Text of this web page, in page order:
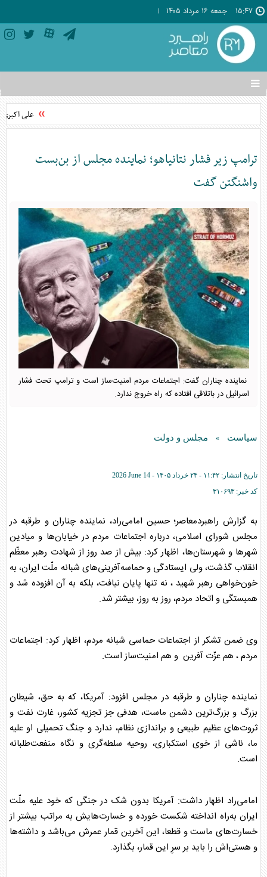
۱۵:۴۷ جمعه ۱۶ مرداد ۱۴۰۵
تغییر
وضعیت
منوی
ها
علی
ترامپ زیر فشار نتانیاهو؛ نماینده مجلس از بن‌بست
واشنگتن گفت
نماینده چناران گفت: اجتماعات مردم امنیت‌ساز است و ترامپ تحت فشار
اسرائیل در باتلاقی افتاده که راه خروج ندارد.
سیاست » مجلس و دولت
تاریخ انتشار: ۱۱:۴۲ - ۲۴ خرداد ۱۴۰۵ -
2026 June 14
کد خبر: ۳۱۰۶۹۳
به گزارش راهبردمعاصر؛ حسین امامی‌راد، نماینده چناران و طرقبه در
مجلس شورای اسلامی، درباره اجتماعات مردم در خیابان‌ها و میادین
شهرها و شهرستان‌ها، اظهار کرد: بیش از صد روز از شهادت رهبر معظّم
انقلاب گذشت، ولی ایستادگی و حماسه‌آفرینی‌های شبانه ملّت ایران، به
خون‌خواهی رهبر شهید ، نه تنها پایان نیافت، بلکه به آن افزوده شد و
همبستگی و اتحاد مردم، روز به روز، بیشتر شد.
وی ضمن تشکر از اجتماعات حماسی شبانه مردم، اظهار کرد: اجتماعات
مردم ، هم عزّت آفرین و هم امنیت‌ساز است.
نماینده چناران و طرقبه در مجلس افزود: آمریکا، که به حق، شیطان
بزرگ و بزرگ‌ترین دشمن ماست، هدفی جز تجزیه کشور، غارت نفت و
ثروت‌های عظیم طبیعی و براندازی نظام، ندارد و جنگ تحمیلی او علیه
ما، ناشی از خوی استکباری، روحیه سلطه‌گری و نگاه منفعت‌طلبانه
است.
امامی‌راد اظهار داشت: آمریکا بدون شک در جنگی که خود علیه ملّت
ایران به‌راه‌ انداخته شکست خورده و خسارت‌هایش به مراتب بیشتر از
خسارت‌های ماست و قطعا، این آخرین قمار عمرش می‌باشد و داشته‌ها
و هستی‌اش را باید بر سرِ این قمار، بگذارد.